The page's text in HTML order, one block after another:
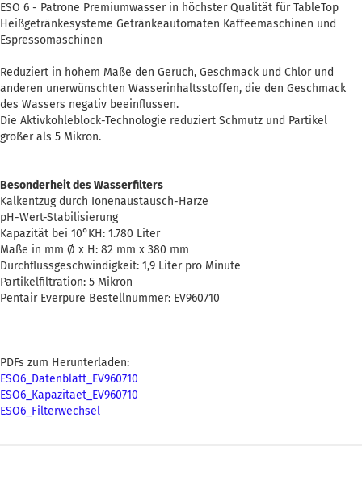
ESO 6 - Patrone Premiumwasser in höchster Qualität für TableTop
Heißgetränkesysteme Getränkeautomaten Kaffeemaschinen und
Espressomaschinen
Reduziert in hohem Maße den Geruch, Geschmack und Chlor und
anderen unerwünschten Wasserinhaltsstoffen, die den Geschmack
des Wassers negativ beeinflussen.
Die Aktivkohleblock-Technologie reduziert Schmutz und Partikel
größer als 5 Mikron.
Besonderheit des Wasserfilters
Kalkentzug durch Ionenaustausch-Harze
pH-Wert-Stabilisierung
Kapazität bei 10°KH: 1.780 Liter
Maße in mm Ø x H: 82 mm x 380 mm
Durchflussgeschwindigkeit: 1,9 Liter pro Minute
Partikelfiltration: 5 Mikron
Pentair Everpure Bestellnummer: EV960710
PDFs zum Herunterladen:
ESO6_Datenblatt_EV960710
ESO6_Kapazitaet_EV960710
ESO6_Filterwechsel